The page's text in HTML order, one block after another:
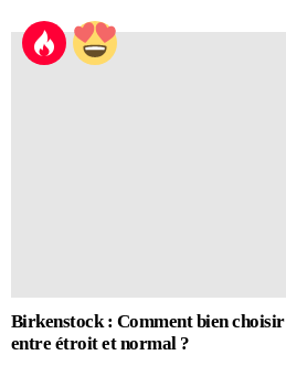
Birkenstock : Comment bien
entre étroit et normal ?